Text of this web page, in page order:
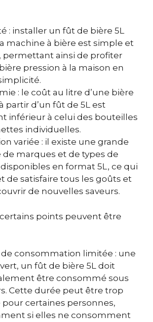
: installer un fût de bière 5L
machine à bière est simple et
permettant ainsi de profiter
pression à la maison en
: le coût au litre d’une bière
partir d’un fût de 5L est
inférieur à celui des bouteilles
individuelles.
variée : il existe une grande
de marques et de types de
en format 5L, ce qui
de satisfaire tous les goûts et
de nouvelles saveurs.
points peuvent être
consommation limitée : une
un fût de bière 5L doit
être consommé sous
Cette durée peut être trop
certaines personnes,
si elles ne consomment